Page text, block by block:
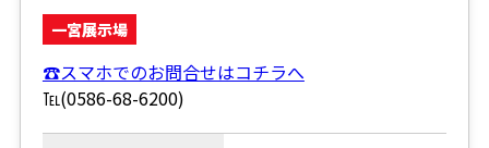
一宮展示場
☎スマホでのお問合せはコチラへ
℡(0586-68-6200)